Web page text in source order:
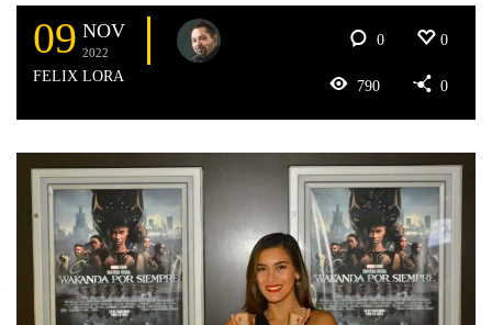
09 NOV
2022
FELIX LORA
0 0
790 0